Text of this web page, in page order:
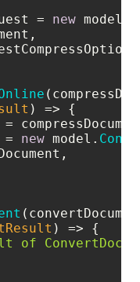
= new model.
) => {
= new model.
) => {
of